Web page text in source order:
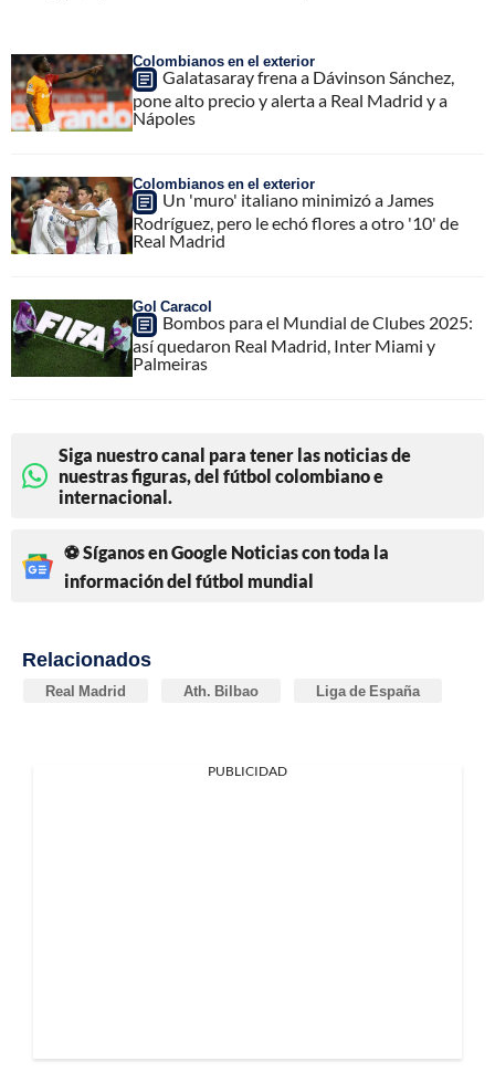
Colombianos en el exterior
Galatasaray frena a Dávinson Sánchez,
pone alto precio y alerta a Real Madrid y a
Nápoles
Colombianos en el exterior
Un 'muro' italiano minimizó a James
Rodríguez, pero le echó flores a otro '10' de
Real Madrid
Gol Caracol
Bombos para el Mundial de Clubes 2025:
así quedaron Real Madrid, Inter Miami y
Palmeiras
Siga nuestro canal para tener las noticias de
nuestras figuras, del fútbol colombiano e
internacional.
⚽ Síganos en Google Noticias con toda la
información del fútbol mundial
Relacionados
Real Madrid Ath. Bilbao Liga de España
PUBLICIDAD